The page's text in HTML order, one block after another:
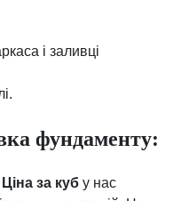
і заливці
фундаменту:
за куб у нас